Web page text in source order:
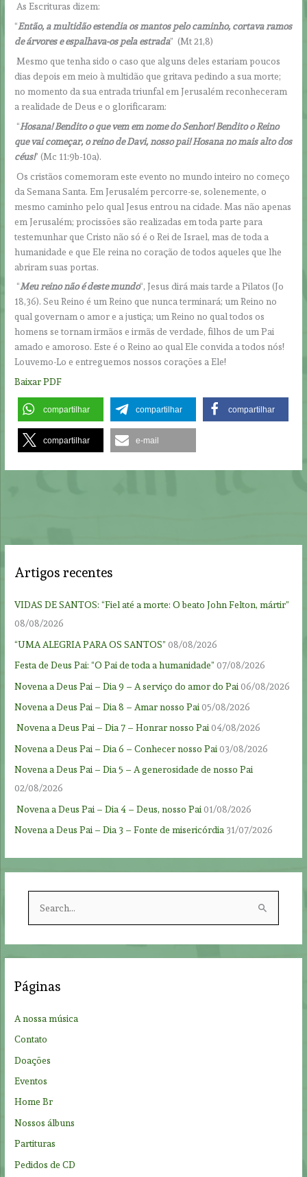
As Escrituras dizem:
“Então, a multidão estendia os mantos pelo caminho, cortava ramos
de árvores e espalhava-os pela estrada” (Mt 21,8)
Mesmo que tenha sido o caso que alguns deles estariam poucos
dias depois em meio à multidão que gritava pedindo a sua morte;
no momento da sua entrada triunfal em Jerusalém reconheceram
a realidade de Deus e o glorificaram:
“Hosana! Bendito o que vem em nome do Senhor! Bendito o Reino
que vai começar, o reino de Davi, nosso pai! Hosana no mais alto dos
céus!” (Mc 11:9b-10a).
Os cristãos comemoram este evento no mundo inteiro no começo
da Semana Santa. Em Jerusalém percorre-se, solenemente, o
mesmo caminho pelo qual Jesus entrou na cidade. Mas não apenas
em Jerusalém; procissões são realizadas em toda parte para
testemunhar que Cristo não só é o Rei de Israel, mas de toda a
humanidade e que Ele reina no coração de todos aqueles que lhe
abriram suas portas.
“Meu reino não é deste mundo“, Jesus dirá mais tarde a Pilatos (Jo
18,36). Seu Reino é um Reino que nunca terminará; um Reino no
qual governam o amor e a justiça; um Reino no qual todos os
homens se tornam irmãos e irmãs de verdade, filhos de um Pai
amado e amoroso. Este é o Reino ao qual Ele convida a todos nós!
Louvemo-Lo e entreguemos nossos corações a Ele!
Baixar PDF
compartilhar compartilhar compartilhar
compartilhar e-mail
Artigos recentes
VIDAS DE SANTOS: “Fiel até a morte: O beato John Felton, mártir”
08/08/2026
“UMA ALEGRIA PARA OS SANTOS” 08/08/2026
Festa de Deus Pai: “O Pai de toda a humanidade” 07/08/2026
Novena a Deus Pai – Dia 9 – A serviço do amor do Pai 06/08/2026
Novena a Deus Pai – Dia 8 – Amar nosso Pai 05/08/2026
Novena a Deus Pai – Dia 7 – Honrar nosso Pai04/08/2026
Novena a Deus Pai – Dia 6 – Conhecer nosso Pai 03/08/2026
Novena a Deus Pai – Dia 5 – A generosidade de nosso Pai
02/08/2026
Novena a Deus Pai – Dia 4 – Deus, nosso Pai 01/08/2026
Novena a Deus Pai – Dia 3 – Fonte de misericórdia 31/07/2026
r
h
:
Páginas
A nossa música
Contato
Doações
Eventos
Home Br
Nossos álbuns
Partituras
Pedidos de CD